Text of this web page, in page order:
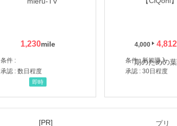
1,230
条件 :
承認 : 数日程度
即時
4,000 4,812
条件 : 新規購入
承認 : 30日程度
[PR]